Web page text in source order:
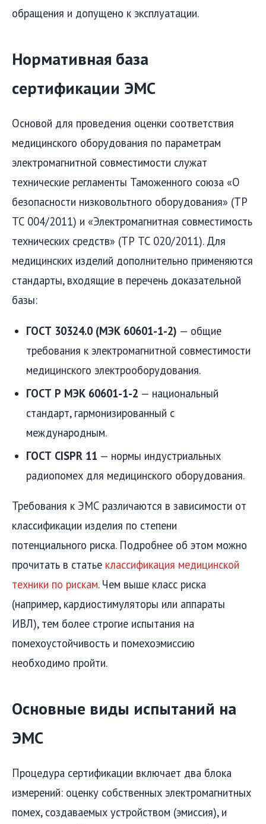
обращения и допущено к эксплуатации.
Нормативная база
сертификации ЭМС
Основой для проведения оценки соответствия
медицинского оборудования по параметрам
электромагнитной совместимости служат
технические регламенты Таможенного союза «О
безопасности низковольтного оборудования» (ТР
ТС 004/2011) и «Электромагнитная совместимость
технических средств» (ТР ТС 020/2011). Для
медицинских изделий дополнительно применяются
стандарты, входящие в перечень доказательной
базы:
ГОСТ 30324.0 (МЭК 60601-1-2) — общие
требования к электромагнитной совместимости
медицинского электрооборудования.
ГОСТ Р МЭК 60601-1-2 — национальный
стандарт, гармонизированный с
международным.
ГОСТ CISPR 11 — нормы индустриальных
радиопомех для медицинского оборудования.
Требования к ЭМС различаются в зависимости от
классификации изделия по степени
потенциального риска. Подробнее об этом можно
прочитать в статье классификация медицинской
техники по рискам. Чем выше класс риска
(например, кардиостимуляторы или аппараты
ИВЛ), тем более строгие испытания на
помехоустойчивость и помехоэмиссию
необходимо пройти.
Основные виды испытаний на
ЭМС
Процедура сертификации включает два блока
измерений: оценку собственных электромагнитных
помех, создаваемых устройством (эмиссия), и